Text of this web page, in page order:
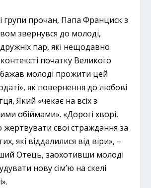
групи прочан, Папа Франциск з
звернувся до молоді,
пар, які нещодавно
початку Великого
молоді прожити цей
як повернення до любові
Який «чекає на всіх з
обіймами». «Дорогі хворі,
жертвувати свої страждання за
які віддалилися від віри», –
Отець, заохотивши молоді
нову сім’ю на скелі